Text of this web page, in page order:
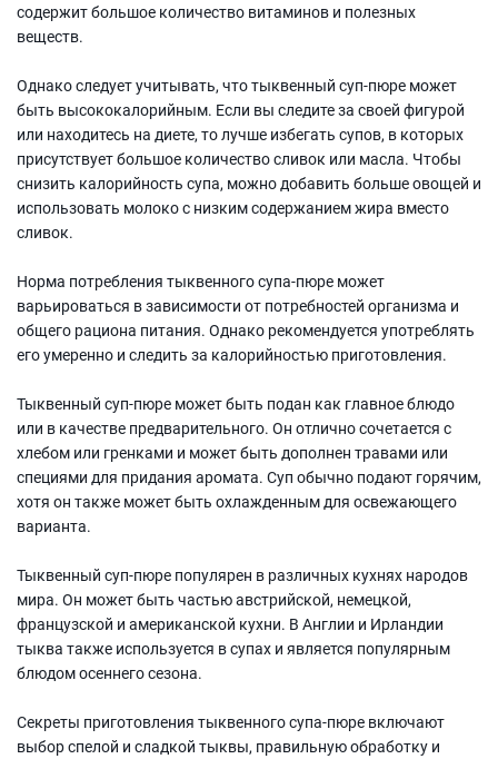
содержит большое количество витаминов и полезных
веществ.
Однако следует учитывать, что тыквенный суп-пюре может
быть высококалорийным. Если вы следите за своей фигурой
или находитесь на диете, то лучше избегать супов, в которых
присутствует большое количество сливок или масла. Чтобы
снизить калорийность супа, можно добавить больше овощей и
использовать молоко с низким содержанием жира вместо
сливок.
Норма потребления тыквенного супа-пюре может
варьироваться в зависимости от потребностей организма и
общего рациона питания. Однако рекомендуется употреблять
его умеренно и следить за калорийностью приготовления.
Тыквенный суп-пюре может быть подан как главное блюдо
или в качестве предварительного. Он отлично сочетается с
хлебом или гренками и может быть дополнен травами или
специями для придания аромата. Суп обычно подают горячим,
хотя он также может быть охлажденным для освежающего
варианта.
Тыквенный суп-пюре популярен в различных кухнях народов
мира. Он может быть частью австрийской, немецкой,
французской и американской кухни. В Англии и Ирландии
тыква также используется в супах и является популярным
блюдом осеннего сезона.
Секреты приготовления тыквенного супа-пюре включают
выбор спелой и сладкой тыквы, правильную обработку и